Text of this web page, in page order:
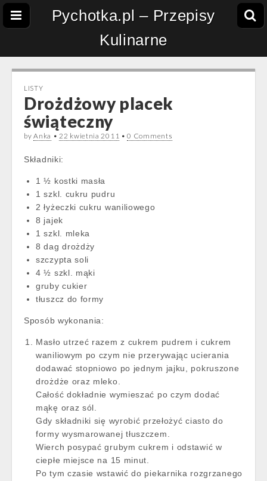
Pychotka.pl – Przepisy
Kulinarne
LISTY
Drożdżowy placek
świąteczny
byAnka •22 kwietnia 2011 •0 Comments
Składniki:
1 ½ kostki masła
1 szkl. cukru pudru
2 łyżeczki cukru waniliowego
8 jajek
1 szkl. mleka
8 dag drożdży
szczypta soli
4 ½ szkl. mąki
gruby cukier
tłuszcz do formy
Sposób wykonania:
Masło utrzeć razem z cukrem pudrem i cukrem
waniliowym po czym nie przerywając ucierania
dodawać stopniowo po jednym jajku, pokruszone
drożdże oraz mleko.
Całość dokładnie wymieszać po czym dodać
mąkę oraz sól.
Gdy składniki się wyrobić przełożyć ciasto do
formy wysmarowanej tłuszczem.
Wierch posypać grubym cukrem i odstawić w
ciepłe miejsce na 15 minut.
Po tym czasie wstawić do piekarnika rozgrzanego